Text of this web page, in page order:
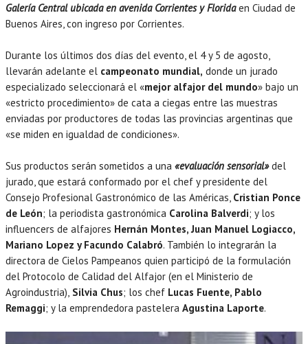
Galería Central ubicada en avenida Corrientes y Florida en Ciudad de
Buenos Aires, con ingreso por Corrientes.
Durante los últimos dos días del evento, el 4 y 5 de agosto,
llevarán adelante el campeonato mundial, donde un jurado
especializado seleccionará el «mejor alfajor del mundo» bajo un
«estricto procedimiento» de cata a ciegas entre las muestras
enviadas por productores de todas las provincias argentinas que
«se miden en igualdad de condiciones».
Sus productos serán sometidos a una «evaluación sensorial»del
jurado, que estará conformado por el chef y presidente del
Consejo Profesional Gastronómico de las Américas, Cristian Ponce
de León; la periodista gastronómica Carolina Balverdi; y los
influencers de alfajores Hernán Montes, Juan Manuel Logiacco,
Mariano Lopez y Facundo Calabró. También lo integrarán la
directora de Cielos Pampeanos quien participó de la formulación
del Protocolo de Calidad del Alfajor (en el Ministerio de
Agroindustria), Silvia Chus; los chef Lucas Fuente, Pablo
Remaggi; y la emprendedora pastelera Agustina Laporte.